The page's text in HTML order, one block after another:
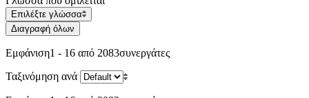
Επιλέξτε γλώσσα
Διαγραφή όλων
Εμφάνιση1 - 16 από 2083συνεργάτες
Ταξινόμηση ανά